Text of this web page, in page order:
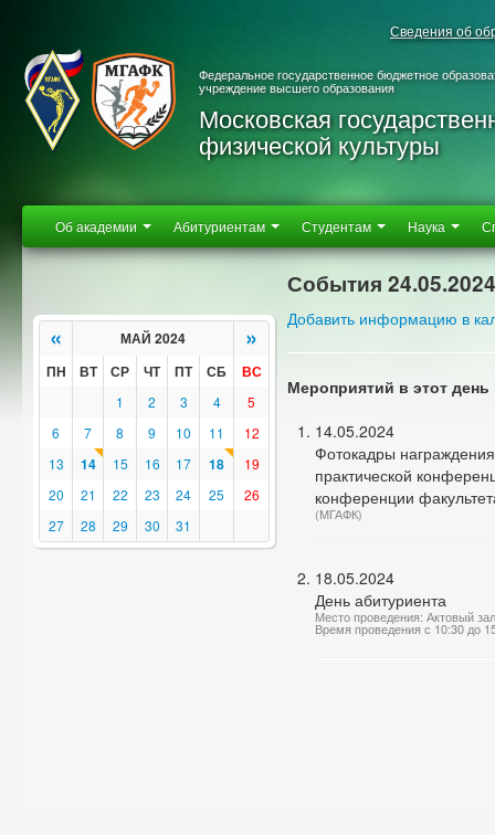
Сведения об
Федеральное государственное бюджетное
учреждение высшего образования
Московская
физической культуры
Об академии Абитуриентам Студентам Наука
« МАЙ 2024 »
ПН ВТ СР ЧТ ПТ СБ ВС
1 2 3 4
5
6
7 8 9 10 11
12
13
14 15 16 17 18
19
20
21 22 23 24 25
26
27
28 29 30 31
События 24.05.2024
Добавить информацию в
Мероприятий в этот день
14.05.2024
Фотокадры
практической
конференции
(МГАФК)
18.05.2024
День абитуриента
Место проведения: Актовый
Время проведения с 10:30 до